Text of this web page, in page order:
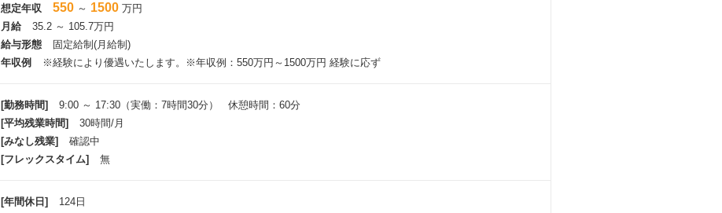
想定年収 550 ～ 1500 万円
月給
35.2 ～ 105.7万円
給与形態
固定給制(月給制)
年収例
※経験により優遇いたします。※年収例：550万円～1500万円 経験に応ず
[勤務時間]
9:00 ～ 17:30（実働：7時間30分） 休憩時間：60分
[平均残業時間]
30時間/月
[みなし残業]
確認中
[フレックスタイム]
無
[年間休日]
124日